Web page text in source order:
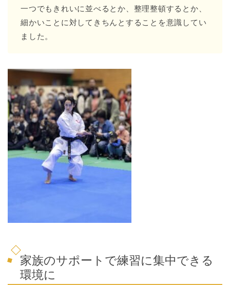
一つでもきれいに並べるとか、整理整頓するとか、
細かいことに対してきちんとすることを意識してい
ました。
家族のサポートで練習に集中できる
環境に